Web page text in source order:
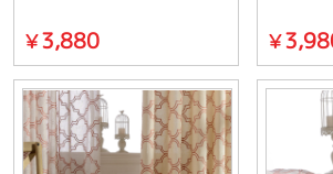
￥3,880 ￥